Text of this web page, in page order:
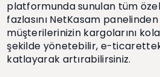
platformunda sunulan tüm
fazlasını NetKasam
müşterilerinizin kargolarını
şekilde yönetebilir, e-ticaretteki
katlayarak artırabilirsiniz.